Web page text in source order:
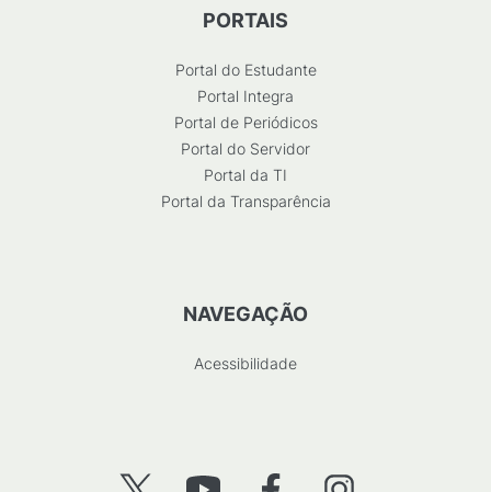
PORTAIS
Portal do Estudante
Portal Integra
Portal de Periódicos
Portal do Servidor
Portal da TI
Portal da Transparência
NAVEGAÇÃO
Acessibilidade